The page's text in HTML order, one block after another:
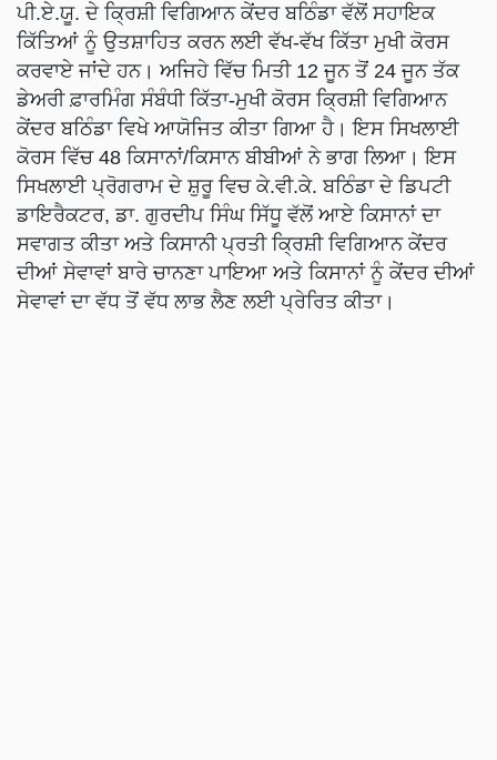
ਪੀ.ਏ.ਯੂ. ਦੇ ਕ੍ਰਿਸ਼ੀ ਵਿਗਿਆਨ ਕੇਂਦਰ ਬਠਿੰਡਾ ਵੱਲੋਂ ਸਹਾਇਕ
ਕਿੱਤਿਆਂ ਨੂੰ ਉਤਸ਼ਾਹਿਤ ਕਰਨ ਲਈ ਵੱਖ-ਵੱਖ ਕਿੱਤਾ ਮੁਖੀ ਕੋਰਸ
ਕਰਵਾਏ ਜਾਂਦੇ ਹਨ। ਅਜਿਹੇ ਵਿੱਚ ਮਿਤੀ 12 ਜੂਨ ਤੋਂ 24 ਜੂਨ ਤੱਕ
ਡੇਅਰੀ ਫ਼ਾਰਮਿੰਗ ਸੰਬੰਧੀ ਕਿੱਤਾ-ਮੁਖੀ ਕੋਰਸ ਕ੍ਰਿਸ਼ੀ ਵਿਗਿਆਨ
ਕੇਂਦਰ ਬਠਿੰਡਾ ਵਿਖੇ ਆਯੋਜਿਤ ਕੀਤਾ ਗਿਆ ਹੈ। ਇਸ ਸਿਖਲਾਈ
ਕੋਰਸ ਵਿੱਚ 48 ਕਿਸਾਨਾਂ/ਕਿਸਾਨ ਬੀਬੀਆਂ ਨੇ ਭਾਗ ਲਿਆ। ਇਸ
ਸਿਖਲਾਈ ਪ੍ਰੋਗਰਾਮ ਦੇ ਸ਼ੁਰੂ ਵਿਚ ਕੇ.ਵੀ.ਕੇ. ਬਠਿੰਡਾ ਦੇ ਡਿਪਟੀ
ਡਾਇਰੈਕਟਰ, ਡਾ. ਗੁਰਦੀਪ ਸਿੰਘ ਸਿੱਧੂ ਵੱਲੋਂ ਆਏ ਕਿਸਾਨਾਂ ਦਾ
ਸਵਾਗਤ ਕੀਤਾ ਅਤੇ ਕਿਸਾਨੀ ਪ੍ਰਤੀ ਕ੍ਰਿਸ਼ੀ ਵਿਗਿਆਨ ਕੇਂਦਰ
ਦੀਆਂ ਸੇਵਾਵਾਂ ਬਾਰੇ ਚਾਨਣਾ ਪਾਇਆ ਅਤੇ ਕਿਸਾਨਾਂ ਨੂੰ ਕੇਂਦਰ ਦੀਆਂ
ਸੇਵਾਵਾਂ ਦਾ ਵੱਧ ਤੋਂ ਵੱਧ ਲਾਭ ਲੈਣ ਲਈ ਪ੍ਰੇਰਿਤ ਕੀਤਾ।